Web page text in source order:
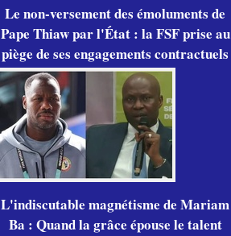
Le non-versement des émoluments de
Pape Thiaw par l'État : la FSF prise au
piège de ses engagements contractuels
L'indiscutable magnétisme de Mariam
Ba : Quand la grâce épouse le talent